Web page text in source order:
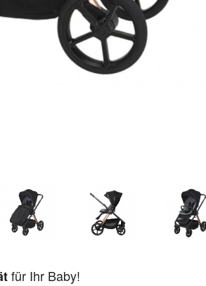
für Ihr Baby!